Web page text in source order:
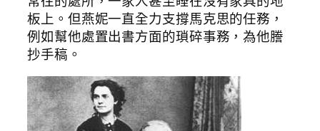
板上。但燕妮一直全力支撐馬克思的任務，
例如幫他處置出書方面的瑣碎事務，為他謄
抄手稿。